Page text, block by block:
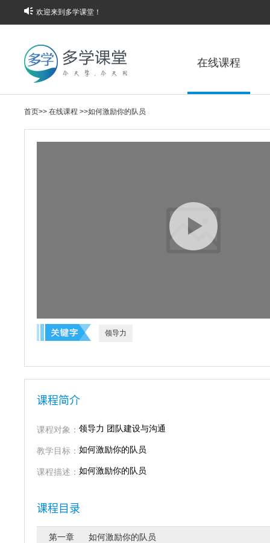
欢迎来到多学课堂！
在线课程
首页>> 在线课程 >>如何激励你的队员
领导力
课程简介
课程对象： 领导力 团队建设与沟通
教学目标： 如何激励你的队员
课程描述： 如何激励你的队员
课程目录
第一章 如何激励你的队员